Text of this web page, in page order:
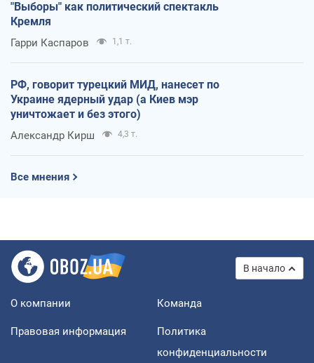
"Выборы" как политический спектакль
Кремля
Гарри Каспаров 1,1 т.
РФ, говорит турецкий МИД, нанесет по
Украине ядерный удар (а Киев мэр
уничтожает и без этого)
Александр Кирш 4,3 т.
Все мнения
В начало
О компании Команда
Правовая информация
Политика
конфиденциальности